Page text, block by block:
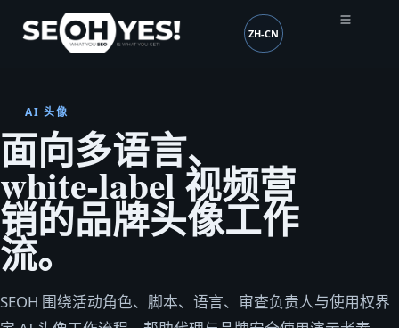
SEOH 语言 (mobile header)
ZH-CN
AI 头像
面向多语言、
white-label 视频营
销的品牌头像工作
流。
SEOH 围绕活动角色、脚本、语言、审查负责人与使用权界